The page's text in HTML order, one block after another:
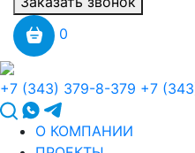
0
+7 (343) 379-8-379 +7
О КОМПАНИИ